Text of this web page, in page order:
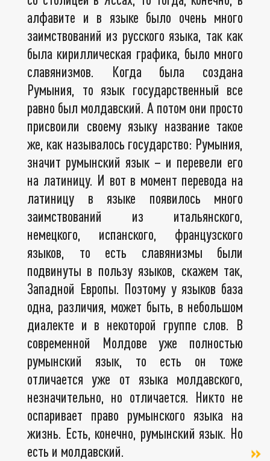
алфавите и в языке было очень много
заимствований из русского языка, так как
была кириллическая графика, было много
славянизмов. Когда была создана
Румыния, то язык государственный все
равно был молдавский. А потом они просто
присвоили своему языку название такое
же, как называлось государство: Румыния,
значит румынский язык – и перевели его
на латиницу. И вот в момент перевода на
латиницу в языке появилось много
заимствований из итальянского,
немецкого, испанского, французского
языков, то есть славянизмы были
подвинуты в пользу языков, скажем так,
Западной Европы. Поэтому у языков база
одна, различия, может быть, в небольшом
диалекте и в некоторой группе слов. В
современной Молдове уже полностью
румынский язык, то есть он тоже
отличается уже от языка молдавского,
незначительно, но отличается. Никто не
оспаривает право румынского языка на
жизнь. Есть, конечно, румынский язык. Но
есть и молдавский.